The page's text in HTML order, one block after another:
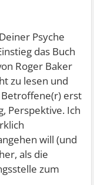
Psyche
das Buch
Roger Baker
zu lesen und
erst
Perspektive. Ich
will (und
als die
zum